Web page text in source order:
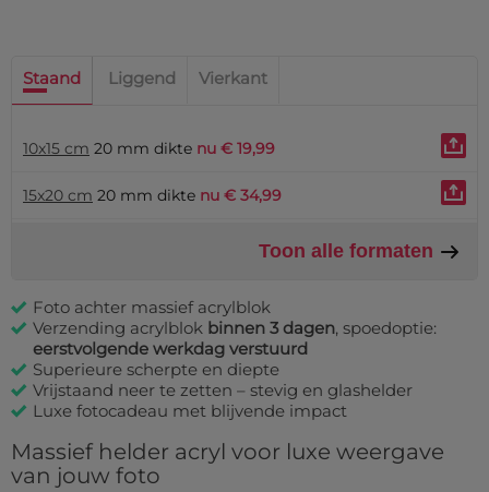
Staand Liggend Vierkant
10x15 cm 20 mm dikte nu € 19,99
15x20 cm 20 mm dikte nu € 34,99
Toon alle formaten
Foto achter massief acrylblok
Verzending acrylblok binnen 3 dagen, spoedoptie:
eerstvolgende werkdag verstuurd
Superieure scherpte en diepte
Vrijstaand neer te zetten – stevig en glashelder
Luxe fotocadeau met blijvende impact
Massief helder acryl voor luxe weergave
van jouw foto